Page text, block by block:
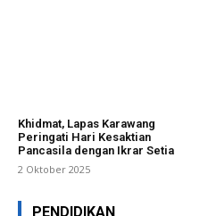
Khidmat, Lapas Karawang
Peringati Hari Kesaktian
Pancasila dengan Ikrar Setia
2 Oktober 2025
PENDIDIKAN